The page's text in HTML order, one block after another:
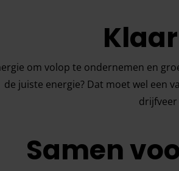
om volop te ondernemen en
de juiste energie? Dat moet wel een
Samen